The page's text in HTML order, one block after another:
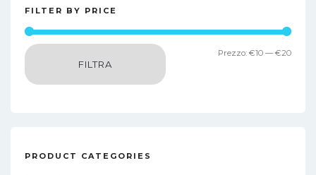
FILTER BY PRICE
FILTRA
Prezzo: €10 —€20
PRODUCT CATEGORIES